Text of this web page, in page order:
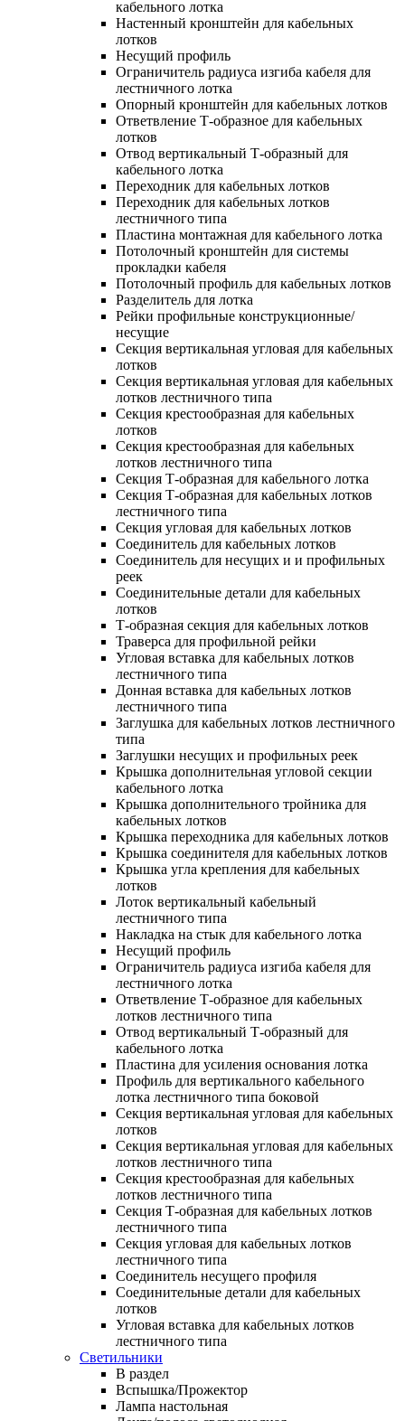
кабельного лотка
Настенный кронштейн для кабельных
лотков
Несущий профиль
Ограничитель радиуса изгиба кабеля для
лестничного лотка
Опорный кронштейн для кабельных лотков
Ответвление Т-образное для кабельных
лотков
Отвод вертикальный Т-образный для
кабельного лотка
Переходник для кабельных лотков
Переходник для кабельных лотков
лестничного типа
Пластина монтажная для кабельного лотка
Потолочный кронштейн для системы
прокладки кабеля
Потолочный профиль для кабельных лотков
Разделитель для лотка
Рейки профильные конструкционные/
несущие
Секция вертикальная угловая для кабельных
лотков
Секция вертикальная угловая для кабельных
лотков лестничного типа
Секция крестообразная для кабельных
лотков
Секция крестообразная для кабельных
лотков лестничного типа
Секция Т-образная для кабельного лотка
Секция Т-образная для кабельных лотков
лестничного типа
Секция угловая для кабельных лотков
Соединитель для кабельных лотков
Соединитель для несущих и и профильных
реек
Соединительные детали для кабельных
лотков
Т-образная секция для кабельных лотков
Траверса для профильной рейки
Угловая вставка для кабельных лотков
лестничного типа
Донная вставка для кабельных лотков
лестничного типа
Заглушка для кабельных лотков лестничного
типа
Заглушки несущих и профильных реек
Крышка дополнительная угловой секции
кабельного лотка
Крышка дополнительного тройника для
кабельных лотков
Крышка переходника для кабельных лотков
Крышка соединителя для кабельных лотков
Крышка угла крепления для кабельных
лотков
Лоток вертикальный кабельный
лестничного типа
Накладка на стык для кабельного лотка
Несущий профиль
Ограничитель радиуса изгиба кабеля для
лестничного лотка
Ответвление Т-образное для кабельных
лотков лестничного типа
Отвод вертикальный Т-образный для
кабельного лотка
Пластина для усиления основания лотка
Профиль для вертикального кабельного
лотка лестничного типа боковой
Секция вертикальная угловая для кабельных
лотков
Секция вертикальная угловая для кабельных
лотков лестничного типа
Секция крестообразная для кабельных
лотков лестничного типа
Секция Т-образная для кабельных лотков
лестничного типа
Секция угловая для кабельных лотков
лестничного типа
Соединитель несущего профиля
Соединительные детали для кабельных
лотков
Угловая вставка для кабельных лотков
лестничного типа
Светильники
В раздел
Вспышка/Прожектор
Лампа настольная